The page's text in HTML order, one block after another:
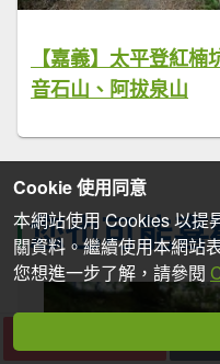
【嘉義】太平登紅楠
音石山、阿拔泉山
您也可能
Cookie 使用同意
本網站使用 Cookies 以提
關資料。繼續使用本網站
您想進一步了解，請參閱